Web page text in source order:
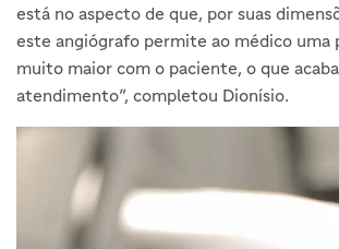
está no aspecto de que, por suas
este angiógrafo permite ao médico uma
muito maior com o paciente, o que
atendimento”, completou Dionísio.